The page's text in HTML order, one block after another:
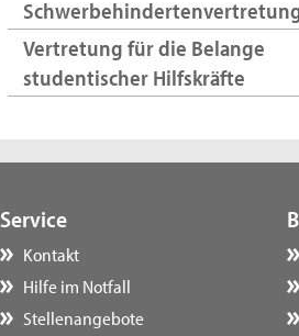
Vertretung für die Belange
studentischer Hilfskräfte
Service
Kontakt
Hilfe im Notfall
Stellenangebote